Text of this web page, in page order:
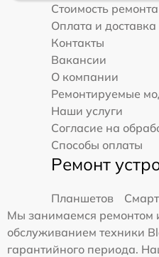
Стоимость ремонта
Оплата и доставка
Контакты
Вакансии
О компании
Ремонтируемые
Наши услуги
Согласие на
Способы оплаты
Ремонт
Планшетов
Мы занимаемся ремонтом
обслуживанием техники
гарантийного периода.